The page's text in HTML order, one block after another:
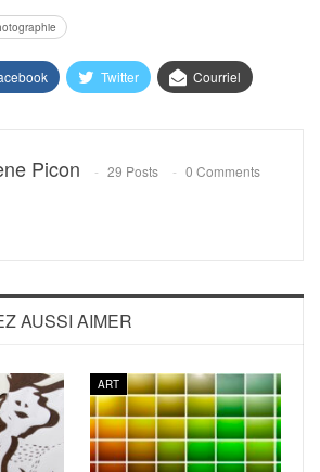
Twitter Courriel
Picon 29 Posts 0 Comments
AUSSI AIMER
ART